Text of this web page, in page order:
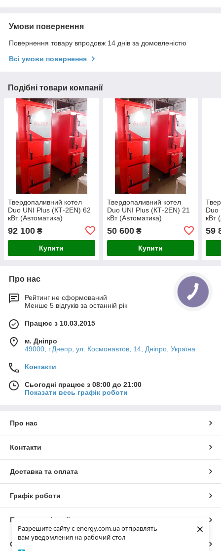
Разрешите сайту c-energy.com.ua отправлять
вам уведомления на рабочий стол
×
Умови повернення
Повернення товару впродовж 14 днів за домовленістю
Всі умови повернення
Подібні товари компанії
Твердопаливний котел
Duo UNI Plus (КТ-2ЕN) 62
кВт (Автоматика)
92 100 ₴
Купити
Твердопаливний котел
Duo UNI Plus (КТ-2ЕN) 21
кВт (Автоматика)
50 600₴
Купити
Duo
кВт
59
Про нас
Рейтинг не сформований
Менше 5 відгуків за останній рік
Працює з 10.03.2015
м. Дніпро
49000, г.Днепр, ул. Космонавтов, 14, Дніпро, Україна
Контакти
Сьогодні працює з 08:00 до 21:00
Показати весь графік роботи
Про нас
Контакти
Доставка та оплата
Графік роботи
Повна версія сайту
Сайт створено на маркетплейсі